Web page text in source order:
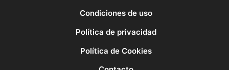
Condiciones de uso
Política de privacidad
Política de Cookies